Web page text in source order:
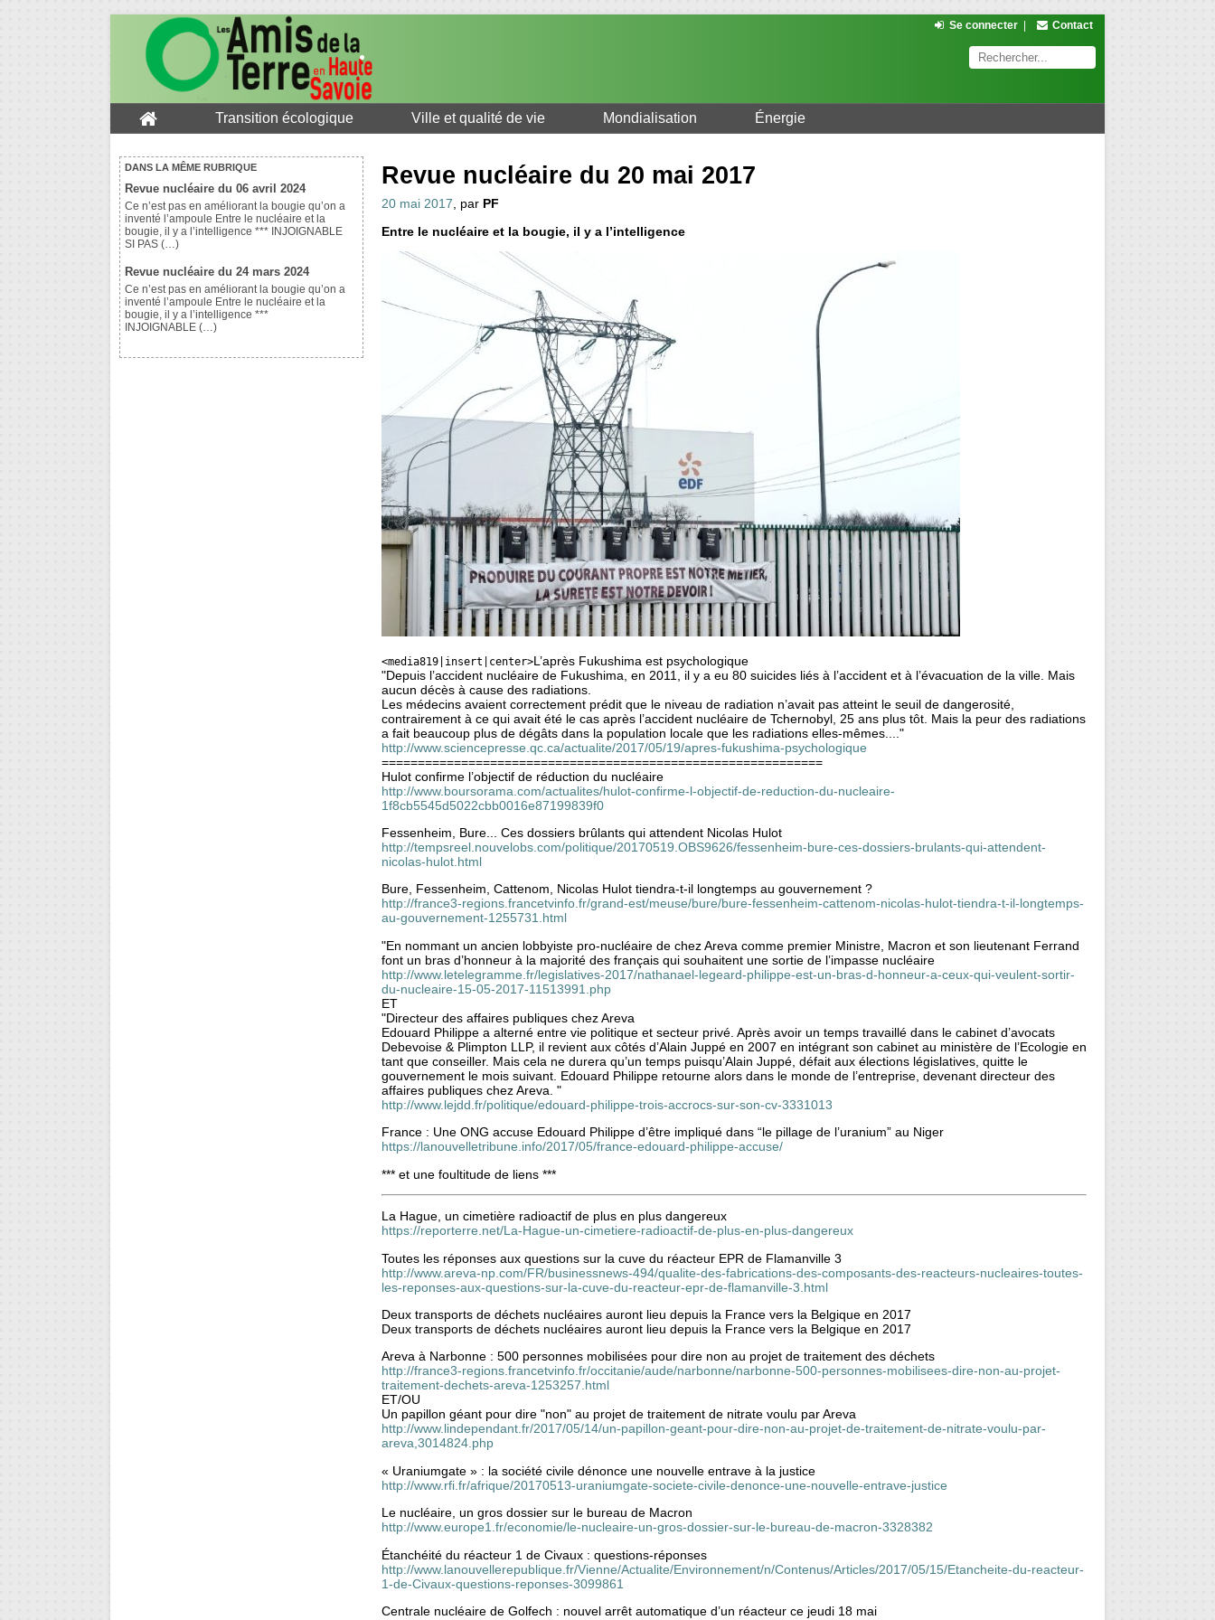
Se connecter Contact
Transition écologique Ville et qualité de vie Mondialisation Énergie
DANS LA MÊME RUBRIQUE
Revue nucléaire du 06 avril 2024
Ce n’est pas en améliorant la bougie qu’on a
inventé l’ampoule Entre le nucléaire et la
bougie, il y a l’intelligence *** INJOIGNABLE
SI PAS (…)
Revue nucléaire du 24 mars 2024
Ce n’est pas en améliorant la bougie qu’on a
inventé l’ampoule Entre le nucléaire et la
bougie, il y a l’intelligence ***
INJOIGNABLE (…)
Revue nucléaire du 20 mai 2017
20 mai 2017, par PF
Entre le nucléaire et la bougie, il y a l’intelligence
<media819|insert|center>L’après Fukushima est psychologique
"Depuis l’accident nucléaire de Fukushima, en 2011, il y a eu 80 suicides liés à l’accident et à l’évacuation de la ville. Mais
aucun décès à cause des radiations.
Les médecins avaient correctement prédit que le niveau de radiation n’avait pas atteint le seuil de dangerosité,
contrairement à ce qui avait été le cas après l’accident nucléaire de Tchernobyl, 25 ans plus tôt. Mais la peur des radiations
a fait beaucoup plus de dégâts dans la population locale que les radiations elles-mêmes...."
http://www.sciencepresse.qc.ca/actualite/2017/05/19/apres-fukushima-psychologique
=============================================================
Hulot confirme l’objectif de réduction du nucléaire
http://www.boursorama.com/actualites/hulot-confirme-l-objectif-de-reduction-du-nucleaire-
1f8cb5545d5022cbb0016e87199839f0
Fessenheim, Bure... Ces dossiers brûlants qui attendent Nicolas Hulot
http://tempsreel.nouvelobs.com/politique/20170519.OBS9626/fessenheim-bure-ces-dossiers-brulants-qui-attendent-
nicolas-hulot.html
Bure, Fessenheim, Cattenom, Nicolas Hulot tiendra-t-il longtemps au gouvernement ?
http://france3-regions.francetvinfo.fr/grand-est/meuse/bure/bure-fessenheim-cattenom-nicolas-hulot-tiendra-t-il-longtemps-
au-gouvernement-1255731.html
"En nommant un ancien lobbyiste pro-nucléaire de chez Areva comme premier Ministre, Macron et son lieutenant Ferrand
font un bras d’honneur à la majorité des français qui souhaitent une sortie de l’impasse nucléaire
http://www.letelegramme.fr/legislatives-2017/nathanael-legeard-philippe-est-un-bras-d-honneur-a-ceux-qui-veulent-sortir-
du-nucleaire-15-05-2017-11513991.php
ET
"Directeur des affaires publiques chez Areva
Edouard Philippe a alterné entre vie politique et secteur privé. Après avoir un temps travaillé dans le cabinet d’avocats
Debevoise & Plimpton LLP, il revient aux côtés d’Alain Juppé en 2007 en intégrant son cabinet au ministère de l’Ecologie en
tant que conseiller. Mais cela ne durera qu’un temps puisqu’Alain Juppé, défait aux élections législatives, quitte le
gouvernement le mois suivant. Edouard Philippe retourne alors dans le monde de l’entreprise, devenant directeur des
affaires publiques chez Areva. "
http://www.lejdd.fr/politique/edouard-philippe-trois-accrocs-sur-son-cv-3331013
France : Une ONG accuse Edouard Philippe d’être impliqué dans “le pillage de l’uranium” au Niger
https://lanouvelletribune.info/2017/05/france-edouard-philippe-accuse/
*** et une foultitude de liens ***
La Hague, un cimetière radioactif de plus en plus dangereux
https://reporterre.net/La-Hague-un-cimetiere-radioactif-de-plus-en-plus-dangereux
Toutes les réponses aux questions sur la cuve du réacteur EPR de Flamanville 3
http://www.areva-np.com/FR/businessnews-494/qualite-des-fabrications-des-composants-des-reacteurs-nucleaires-toutes-
les-reponses-aux-questions-sur-la-cuve-du-reacteur-epr-de-flamanville-3.html
Deux transports de déchets nucléaires auront lieu depuis la France vers la Belgique en 2017
Deux transports de déchets nucléaires auront lieu depuis la France vers la Belgique en 2017
Areva à Narbonne : 500 personnes mobilisées pour dire non au projet de traitement des déchets
http://france3-regions.francetvinfo.fr/occitanie/aude/narbonne/narbonne-500-personnes-mobilisees-dire-non-au-projet-
traitement-dechets-areva-1253257.html
ET/OU
Un papillon géant pour dire "non" au projet de traitement de nitrate voulu par Areva
http://www.lindependant.fr/2017/05/14/un-papillon-geant-pour-dire-non-au-projet-de-traitement-de-nitrate-voulu-par-
areva,3014824.php
« Uraniumgate » : la société civile dénonce une nouvelle entrave à la justice
http://www.rfi.fr/afrique/20170513-uraniumgate-societe-civile-denonce-une-nouvelle-entrave-justice
Le nucléaire, un gros dossier sur le bureau de Macron
http://www.europe1.fr/economie/le-nucleaire-un-gros-dossier-sur-le-bureau-de-macron-3328382
Étanchéité du réacteur 1 de Civaux : questions-réponses
http://www.lanouvellerepublique.fr/Vienne/Actualite/Environnement/n/Contenus/Articles/2017/05/15/Etancheite-du-reacteur-
1-de-Civaux-questions-reponses-3099861
Centrale nucléaire de Golfech : nouvel arrêt automatique d’un réacteur ce jeudi 18 mai